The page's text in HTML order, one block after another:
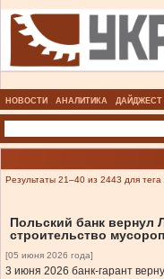
НОВОСТИ АНАЛИТИКА ДАЙДЖЕСТ
Результаты 21–40 из 2443 для
Польский банк вернул
строительство
[05 июня 2026 года]
3 июня 2026 банк-гарант